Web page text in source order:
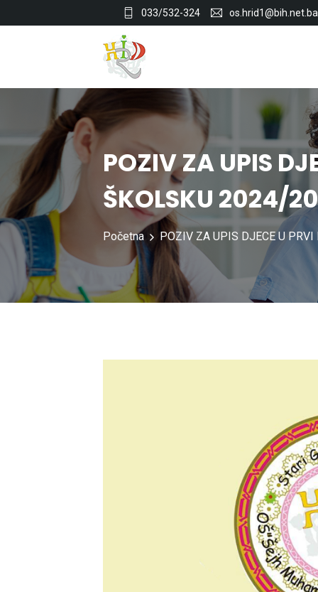
033/532-324 os.hrid1@bih.net.ba
POZIV ZA UPIS
ŠKOLSKU 2024/
Početna POZIV ZA UPIS DJECE U